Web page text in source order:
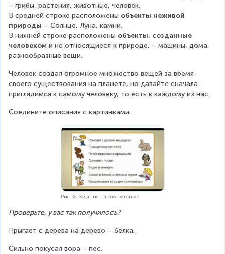
– грибы, растения, животные, человек.
В средней строке расположены объекты неживой
природы – Солнце, Луна, камни.
В нижней строке расположены объекты, созданные
человеком и не относящиеся к природе, – машины, дома,
разнообразные вещи.
Человек создал огромное множество вещей за время
своего существования на планете, но давайте сначала
приглядимся к самому человеку, то есть к каждому из нас.
Соедините описания с картинками:
Рис. 2. Задание на соответствие
Проверьте, у вас так получилось?
Прыгает с дерева на дерево – белка.
Сильно покусал вора – пес.